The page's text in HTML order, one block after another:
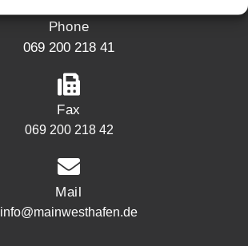
Phone
069 200 218 41
Fax
069 200 218 42
Mail
info@mainwesthafen.de